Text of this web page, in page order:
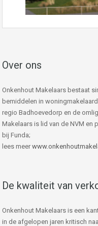
Over ons
Onkenhout Makelaars bestaat
bemiddelen in
regio Badhoevedorp en de
Makelaars is lid van de NVM en
bij Funda;
lees meer
De kwaliteit van
Onkenhout Makelaars is een
in de afgelopen jaren kritisch